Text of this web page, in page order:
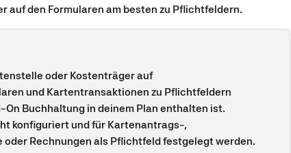
auf den Formularen am besten zu Pflichtfeldern.
oder Kostenträger auf
und Kartentransaktionen zu Pflichtfeldern
On Buchhaltung in deinem Plan enthalten ist.
konfiguriert und für Kartenantrags-,
Rechnungen als Pflichtfeld festgelegt werden.